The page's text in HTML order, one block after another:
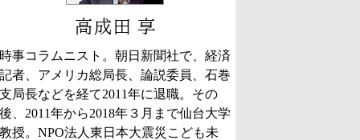
高成田 享
時事コラムニスト。朝日新聞社で、経済
記者、アメリカ総局長、論説委員、石巻
支局長などを経て2011年に退職。その
後、2011年から2018年３月まで仙台大学
教授。NPO法人東日本大震災こども未